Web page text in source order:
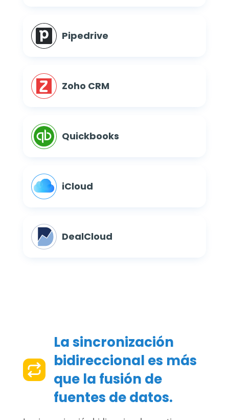
Pipedrive
Zoho CRM
Quickbooks
iCloud
DealCloud
La sincronización
bidireccional es más
que la fusión de
fuentes de datos.